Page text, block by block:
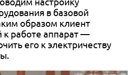
в базовой
образом клиент
к работе аппарат —
его к электричеству